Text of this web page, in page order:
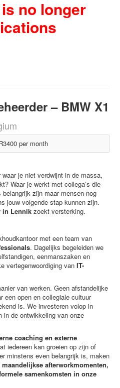
no longer
– BMW X1
per month
je niet verdwijnt in de massa,
Waar je werkt met collega’s die
zijn maar mensen nog
jouw volgende stap kunnen zijn.
in Lennik zoekt versterking.
met een team van
. Dagelijks begeleiden we
eenmanszaken en
vertegenwoordiging van IT-
van werken. Geen afstandelijke
een open en collegiale cultuur
is. We investeren volop in
in de ontwikkeling van onze
coaching en externe
iedereen kan groeien op zijn of
minstens even belangrijk is, maken
maandelijkse afterworkmomenten,
samenkomsten in onze